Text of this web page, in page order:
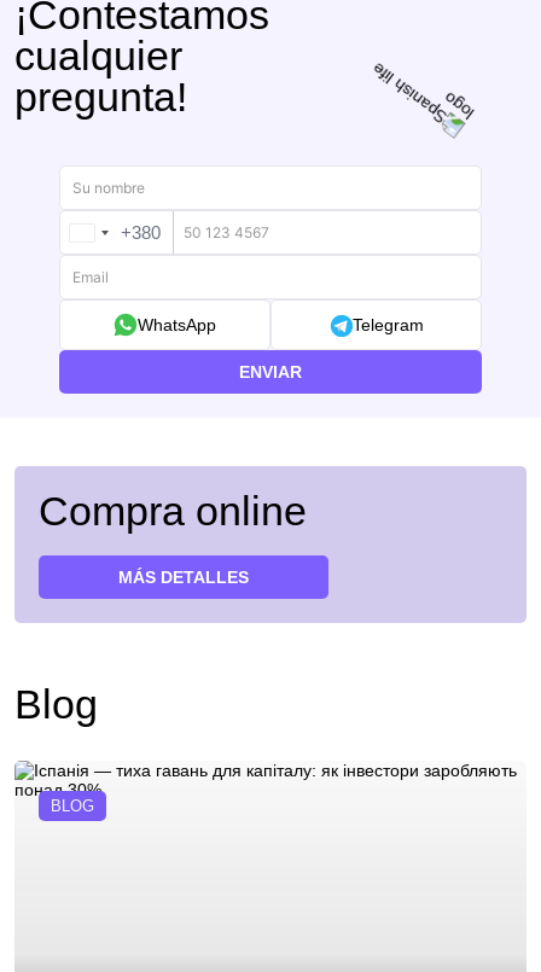
¡Contestamos
cualquier
pregunta!
UKRAINE
+380
+380
WhatsApp Telegram
ENVIAR
Compra online
MÁS DETALLES
Blog
BLOG